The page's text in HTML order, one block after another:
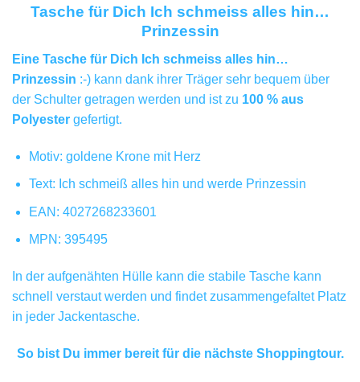
Tasche für Dich Ich schmeiss alles hin…
Prinzessin
Eine Tasche für Dich Ich schmeiss alles hin…
Prinzessin :-) kann dank ihrer Träger sehr bequem über
der Schulter getragen werden und ist zu 100 % aus
Polyester gefertigt.
Motiv: goldene Krone mit Herz
Text: Ich schmeiß alles hin und werde Prinzessin
EAN: 4027268233601
MPN: 395495
In der aufgenähten Hülle kann die stabile Tasche kann
schnell verstaut werden und findet zusammengefaltet Platz
in jeder Jackentasche.
So bist Du immer bereit für die nächste Shoppingtour.